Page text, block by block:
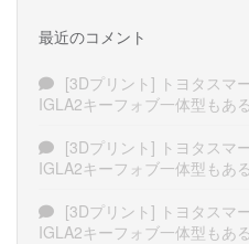
最近のコメント
[3Dプリント] トヨタスマ
IGLA2キーフォブ一体型もあ
[3Dプリント] トヨタスマ
IGLA2キーフォブ一体型もあ
[3Dプリント] トヨタスマ
IGLA2キーフォブ一体型もあ